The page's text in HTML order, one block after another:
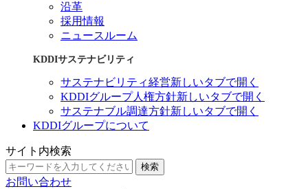
沿革
採用情報
ニュースルーム
KDDIサステナビリティ
サステナビリティ経営新しいタブで開く
KDDIグループ人権方針新しいタブで開く
サステナブル調達方針新しいタブで開く
KDDIグループについて
サイト内検索
検索
お問い合わせ